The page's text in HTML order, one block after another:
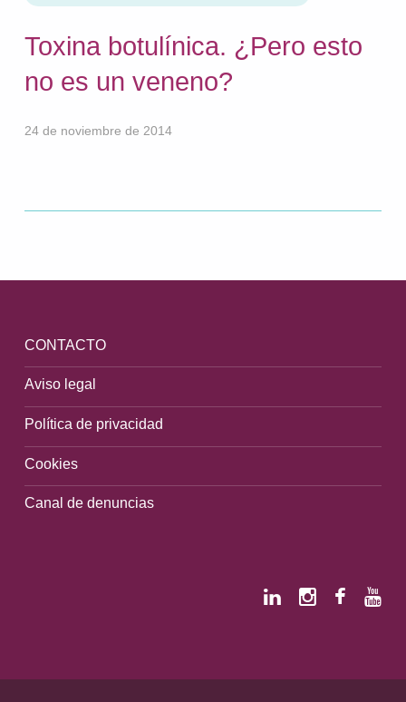
Toxina botulínica. ¿Pero esto
no es un veneno?
24 de noviembre de 2014
CONTACTO
Aviso legal
Política de privacidad
Cookies
Canal de denuncias